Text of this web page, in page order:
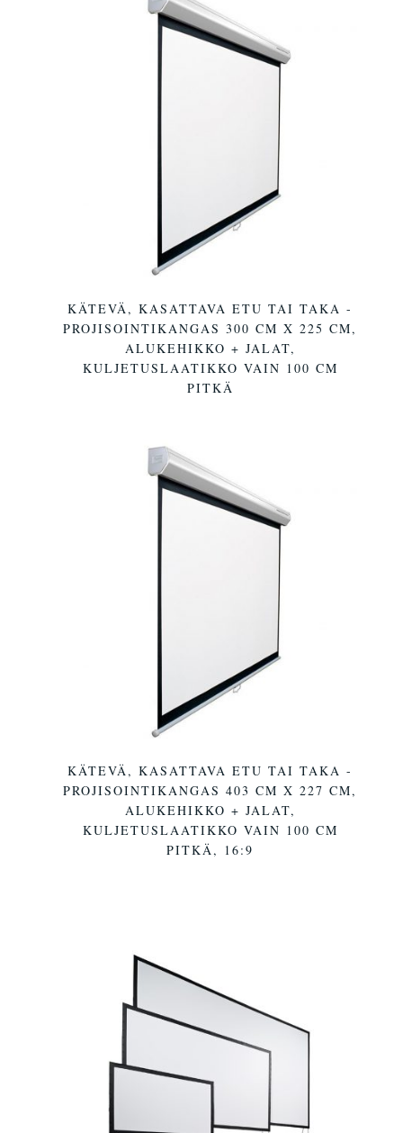
KÄTEVÄ, KASATTAVA ETU TAI TAKA -
PROJISOINTIKANGAS 300 CM X 225 CM,
ALUKEHIKKO + JALAT,
KULJETUSLAATIKKO VAIN 100 CM
PITKÄ
KÄTEVÄ, KASATTAVA ETU TAI TAKA -
PROJISOINTIKANGAS 403 CM X 227 CM,
ALUKEHIKKO + JALAT,
KULJETUSLAATIKKO VAIN 100 CM
PITKÄ, 16:9